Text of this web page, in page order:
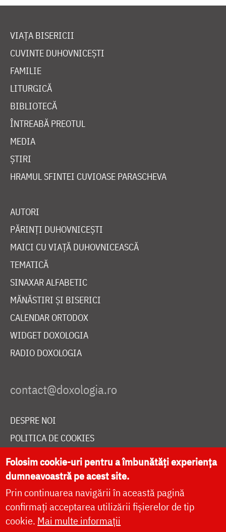
VIAȚA BISERICII
CUVINTE DUHOVNICEȘTI
FAMILIE
LITURGICĂ
BIBLIOTECĂ
ÎNTREABĂ PREOTUL
MEDIA
ȘTIRI
HRAMUL SFINTEI CUVIOASE PARASCHEVA
AUTORI
PĂRINȚI DUHOVNICEȘTI
MAICI CU VIAȚĂ DUHOVNICEASCĂ
TEMATICĂ
SINAXAR ALFABETIC
MĂNĂSTIRI ȘI BISERICI
CALENDAR ORTODOX
WIDGET DOXOLOGIA
RADIO DOXOLOGIA
DESPRE NOI
POLITICA DE COOKIES
DONEAZĂ ONLINE PENTRU CATEDRALA NAȚIONALĂ
LIVE
Folosim cookie-uri pentru a îmbunătăți experiența
dumneavoastră pe acest site.
Prin continuarea navigării în această pagină
confirmați acceptarea utilizării fișierelor de tip
cookie. Mai multe informații